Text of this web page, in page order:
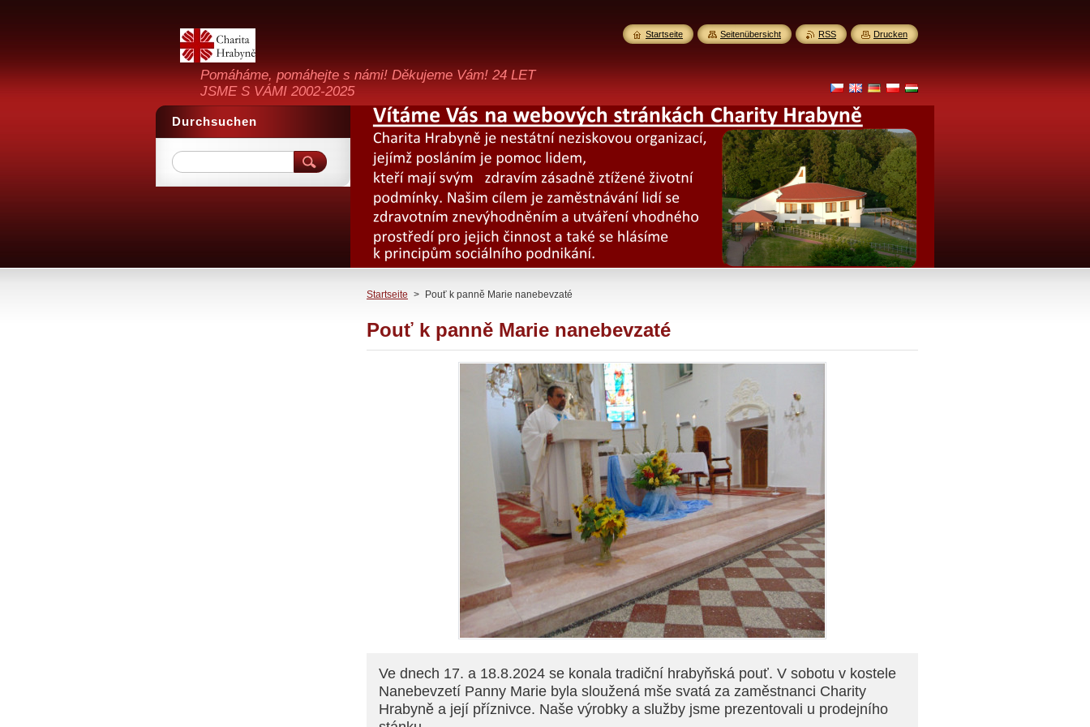
Pomáháme, pomáhejte s námi! Děkujeme Vám! 24 LET
JSME S VÁMI 2002-2025
Startseite > Pouť k panně Marie nanebevzaté
Pouť k panně Marie nanebevzaté
Ve dnech 17. a 18.8.2024 se konala tradiční hrabyňská pouť. V sobotu v kostele
Nanebevzetí Panny Marie byla sloužená mše svatá za zaměstnanci Charity
Hrabyně a její příznivce. Naše výrobky a služby jsme prezentovali u prodejního
Durchsuchen
Startseite Seitenübersicht RSS Drucken